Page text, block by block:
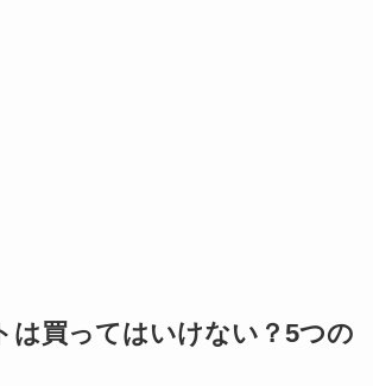
は買ってはいけない？5つの